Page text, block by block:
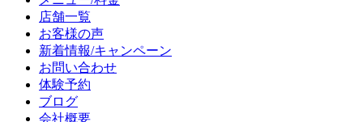
店舗一覧
お客様の声
新着情報/キャンペーン
お問い合わせ
体験予約
ブログ
会社概要